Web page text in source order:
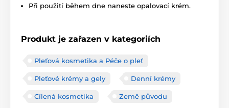
Při použití během dne naneste opalovací krém.
Produkt je zařazen v kategoriích
Pleťová kosmetika a Péče o pleť
Pleťové krémy a gely Denní krémy
Cílená kosmetika Země původu